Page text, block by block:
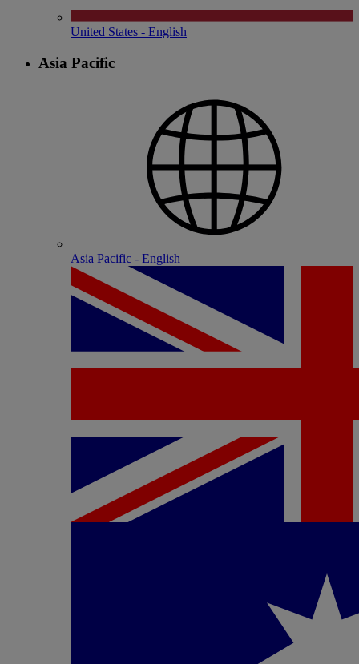
United States - English
Asia Pacific
Asia Pacific - English